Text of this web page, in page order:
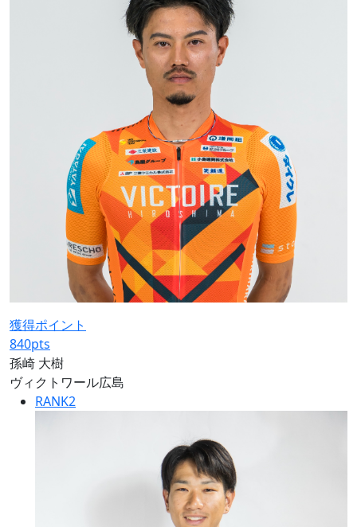
獲得ポイント
840pts
孫崎 大樹
ヴィクトワール広島
RANK2